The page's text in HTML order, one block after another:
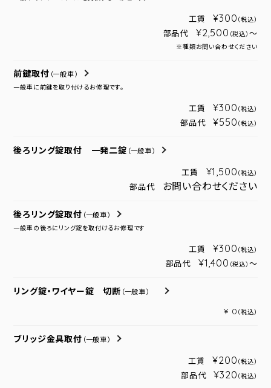
工賃 ¥300 （税込）
部品代 ¥2,500 （税込） ～
※種類お問い合わせください
前鍵取付 （一般車）
一般車に前鍵を取り付けるお修理です。
工賃 ¥300 （税込）
部品代 ¥550 （税込）
後ろリング錠取付 一発二錠 （一般車）
工賃 ¥1,500 （税込）
部品代 お問い合わせください
後ろリング錠取付 （一般車）
一般車の後ろにリング錠を取付けるお修理です
工賃 ¥300 （税込）
部品代 ¥1,400 （税込） ～
リング錠・ワイヤー錠 切断 （一般車）
¥ 0 （税込）
ブリッジ金具取付 （一般車）
工賃 ¥200 （税込）
部品代 ¥320 （税込）